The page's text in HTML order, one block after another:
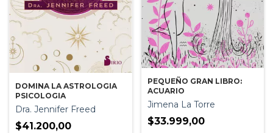
DOMINA LA ASTROLOGIA
PSICOLOGIA
Dra. Jennifer Freed
$41.200,00
PEQUEÑO GRAN LIBRO:
ACUARIO
Jimena La Torre
$33.999,00